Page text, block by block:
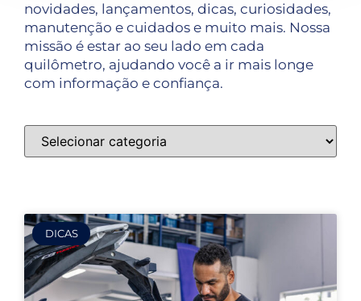
novidades, lançamentos, dicas, curiosidades,
manutenção e cuidados e muito mais. Nossa
missão é estar ao seu lado em cada
quilômetro, ajudando você a ir mais longe
com informação e confiança.
DICAS